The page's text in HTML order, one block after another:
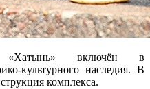
«Хатынь» включён в
культурного наследия. В
комплекса.